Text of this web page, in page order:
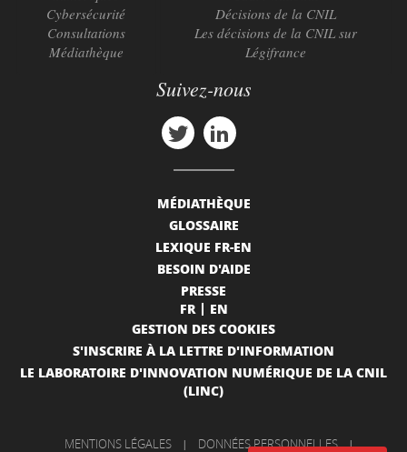
Cybersécurité
Consultations
Médiathèque
Décisions de la CNIL
Les décisions de la CNIL sur
Légifrance
Suivez-nous
MÉDIATHÈQUE
GLOSSAIRE
LEXIQUE FR-EN
BESOIN D'AIDE
PRESSE
FR
EN
GESTION DES COOKIES
S'INSCRIRE À LA LETTRE D'INFORMATION
LE LABORATOIRE D'INNOVATION NUMÉRIQUE DE LA CNIL
(LINC)
MENTIONS LÉGALES | DONNÉES PERSONNELLES |